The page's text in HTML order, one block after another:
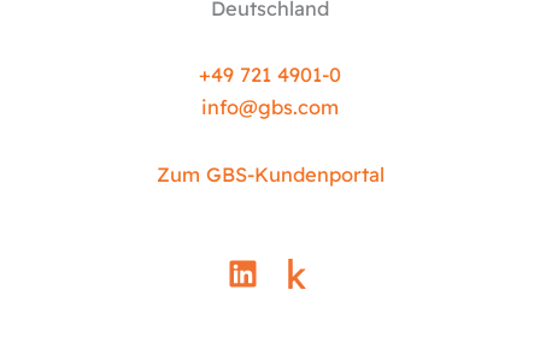
Deutschland
+49 721 4901-0
info@gbs.com
Zum GBS-Kundenportal
L
i